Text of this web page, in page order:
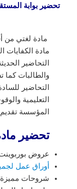
مادة لغتي من
مادة الكفايات اللغويه
التحاضير
والطالبات
التحاضير
التعليمية
المؤسسة تقديم
تحضير
عروض
أوراق عمل
شروحات مميزة